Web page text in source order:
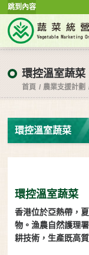
跳到內容
環控溫室蔬菜
首頁 農業支援計劃
環控溫室蔬菜
環控溫室蔬菜
香港位於亞熱帶，
物。漁農自然護理
耕技術，生產既高